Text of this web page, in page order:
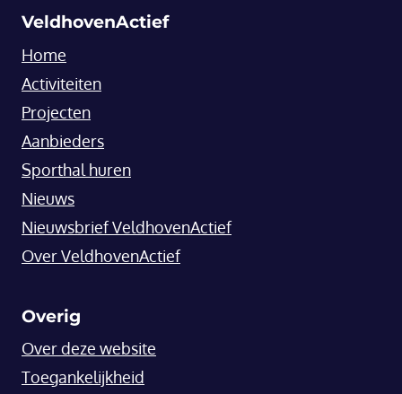
VeldhovenActief
Home
Activiteiten
Projecten
Aanbieders
Sporthal huren
Nieuws
Nieuwsbrief VeldhovenActief
Over VeldhovenActief
Overig
Over deze website
Toegankelijkheid